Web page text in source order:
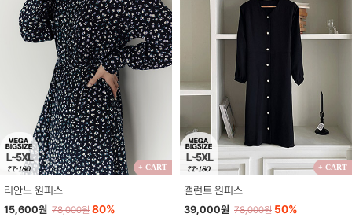
+ CART
리안느 원피스
15,600원 78,000원 80%
+ CART
갤런트 원피스
39,000원 78,000원 50%